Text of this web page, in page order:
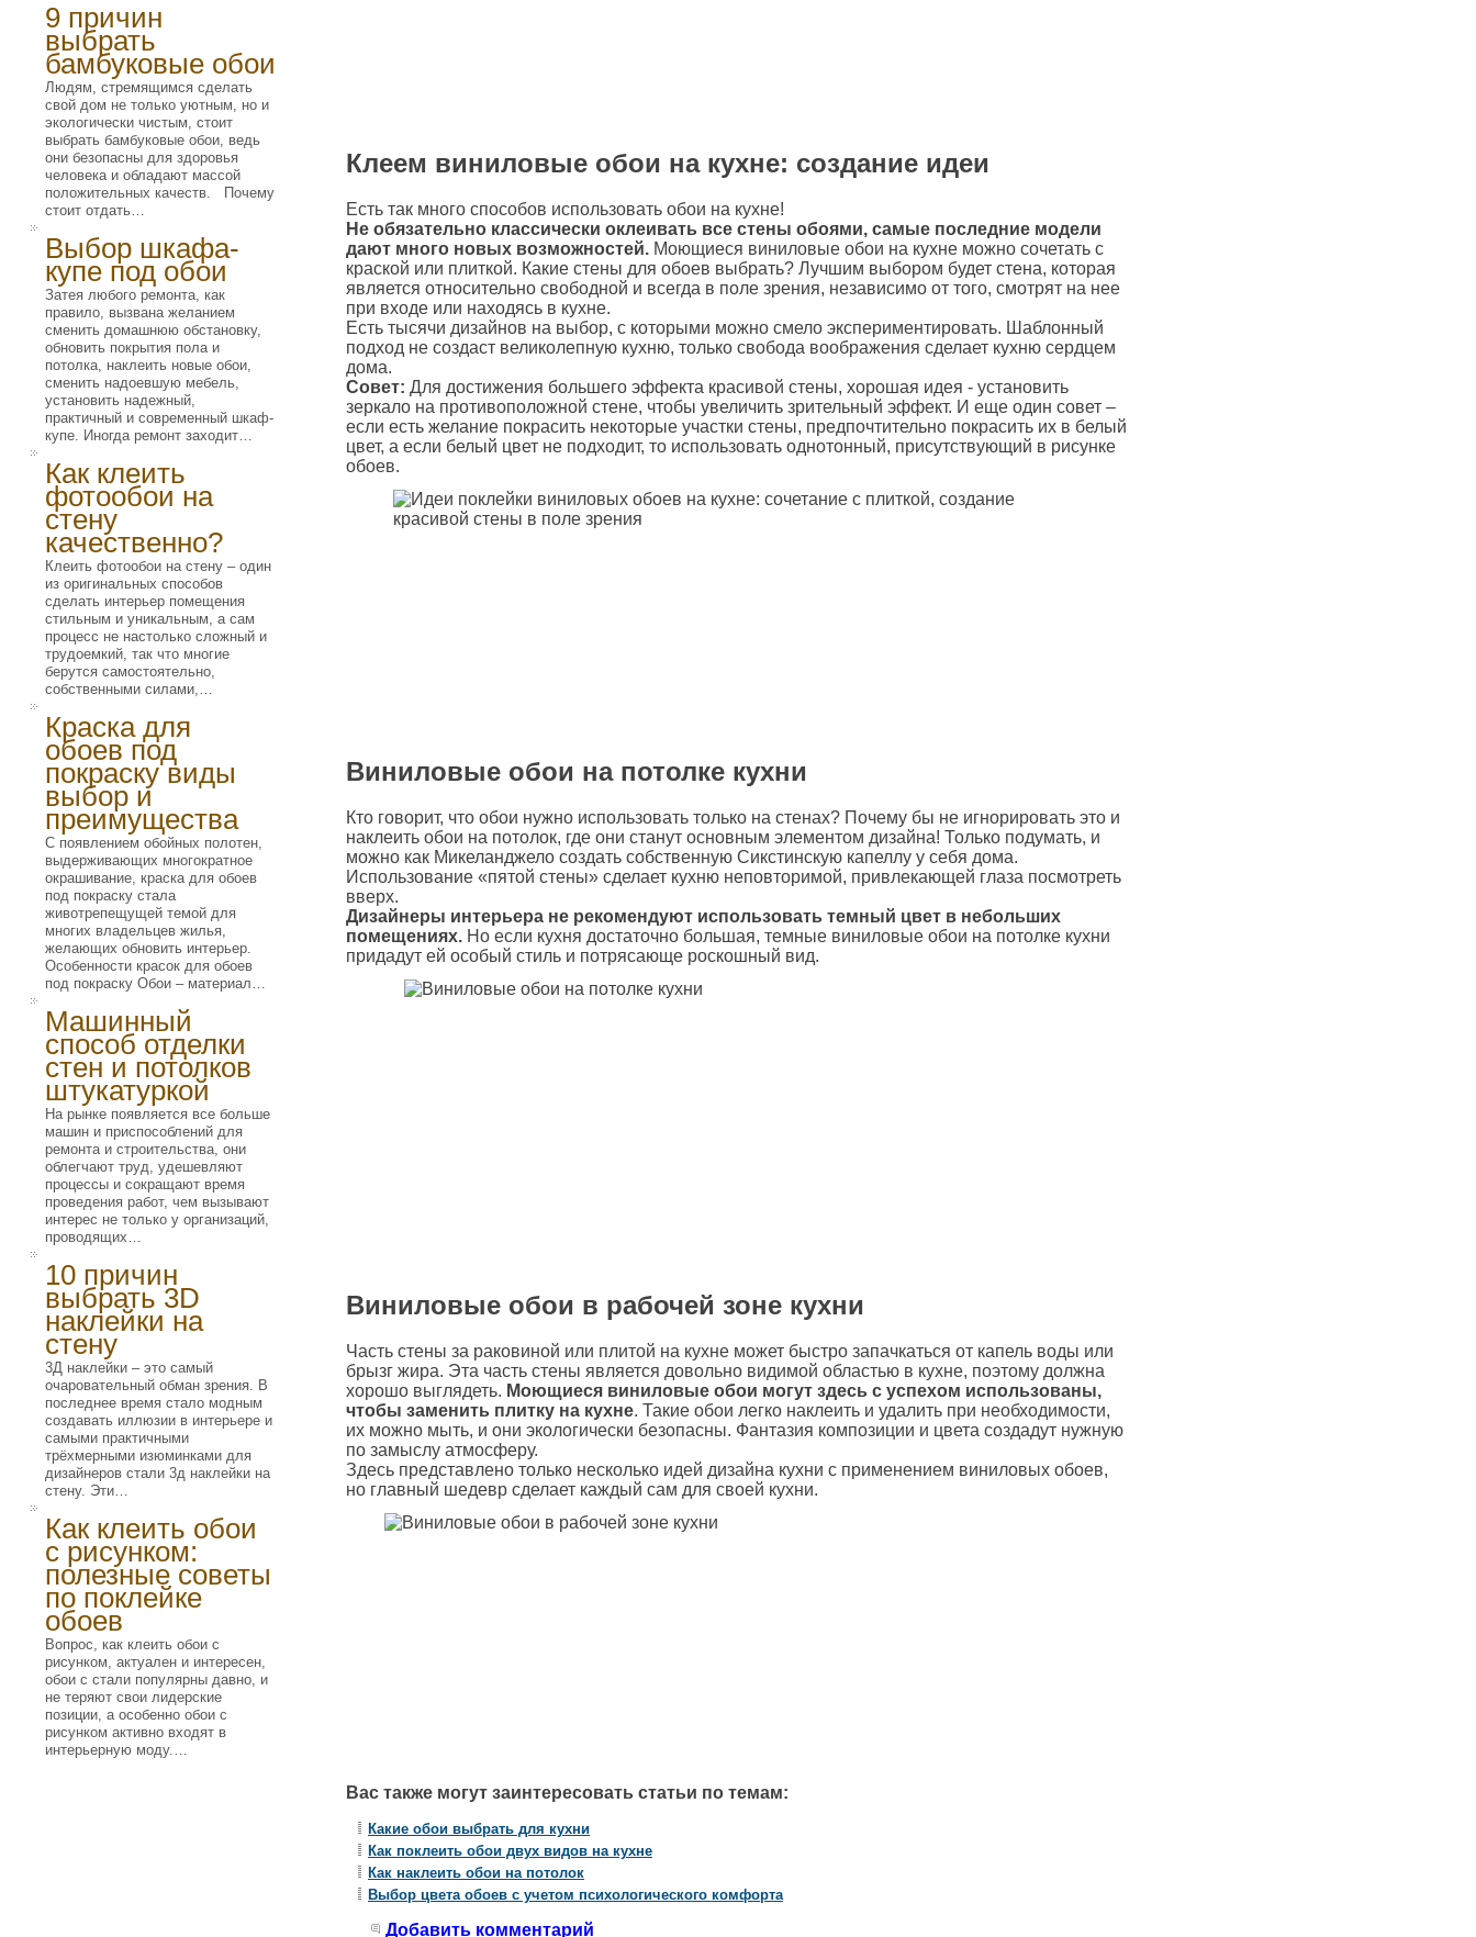
9 причин
выбрать
бамбуковые обои
Людям, стремящимся сделать
свой дом не только уютным, но и
экологически чистым, стоит
выбрать бамбуковые обои, ведь
они безопасны для здоровья
человека и обладают массой
положительных качеств. Почему
стоит отдать…
Выбор шкафа-
купе под обои
Затея любого ремонта, как
правило, вызвана желанием
сменить домашнюю обстановку,
обновить покрытия пола и
потолка, наклеить новые обои,
сменить надоевшую мебель,
установить надежный,
практичный и современный шкаф-
купе. Иногда ремонт заходит…
Как клеить
фотообои на
стену
качественно?
Клеить фотообои на стену – один
из оригинальных способов
сделать интерьер помещения
стильным и уникальным, а сам
процесс не настолько сложный и
трудоемкий, так что многие
берутся самостоятельно,
собственными силами,…
Краска для
обоев под
покраску виды
выбор и
преимущества
С появлением обойных полотен,
выдерживающих многократное
окрашивание, краска для обоев
под покраску стала
животрепещущей темой для
многих владельцев жилья,
желающих обновить интерьер.
Особенности красок для обоев
под покраску Обои – материал…
Машинный
способ отделки
стен и потолков
штукатуркой
На рынке появляется все больше
машин и приспособлений для
ремонта и строительства, они
облегчают труд, удешевляют
процессы и сокращают время
проведения работ, чем вызывают
интерес не только у организаций,
проводящих…
10 причин
выбрать 3D
наклейки на
стену
3Д наклейки – это самый
очаровательный обман зрения. В
последнее время стало модным
создавать иллюзии в интерьере и
самыми практичными
трёхмерными изюминками для
дизайнеров стали 3д наклейки на
стену. Эти…
Как клеить обои
с рисунком:
полезные советы
по поклейке
обоев
Вопрос, как клеить обои с
рисунком, актуален и интересен,
обои с стали популярны давно, и
не теряют свои лидерские
позиции, а особенно обои с
рисунком активно входят в
интерьерную моду.…
Клеем виниловые обои на кухне: создание идеи
Есть так много способов использовать обои на кухне!
Не обязательно классически оклеивать все стены обоями, самые последние модели
дают много новых возможностей. Моющиеся виниловые обои на кухне можно сочетать с
краской или плиткой. Какие стены для обоев выбрать? Лучшим выбором будет стена, которая
является относительно свободной и всегда в поле зрения, независимо от того, смотрят на нее
при входе или находясь в кухне.
Есть тысячи дизайнов на выбор, с которыми можно смело экспериментировать. Шаблонный
подход не создаст великолепную кухню, только свобода воображения сделает кухню сердцем
дома.
Совет: Для достижения большего эффекта красивой стены, хорошая идея - установить
зеркало на противоположной стене, чтобы увеличить зрительный эффект. И еще один совет –
если есть желание покрасить некоторые участки стены, предпочтительно покрасить их в белый
цвет, а если белый цвет не подходит, то использовать однотонный, присутствующий в рисунке
обоев.
Виниловые обои на потолке кухни
Кто говорит, что обои нужно использовать только на стенах? Почему бы не игнорировать это и
наклеить обои на потолок, где они станут основным элементом дизайна! Только подумать, и
можно как Микеланджело создать собственную Сикстинскую капеллу у себя дома.
Использование «пятой стены» сделает кухню неповторимой, привлекающей глаза посмотреть
вверх.
Дизайнеры интерьера не рекомендуют использовать темный цвет в небольших
помещениях. Но если кухня достаточно большая, темные виниловые обои на потолке кухни
придадут ей особый стиль и потрясающе роскошный вид.
Виниловые обои в рабочей зоне кухни
Часть стены за раковиной или плитой на кухне может быстро запачкаться от капель воды или
брызг жира. Эта часть стены является довольно видимой областью в кухне, поэтому должна
хорошо выглядеть. Моющиеся виниловые обои могут здесь с успехом использованы,
чтобы заменить плитку на кухне. Такие обои легко наклеить и удалить при необходимости,
их можно мыть, и они экологически безопасны. Фантазия композиции и цвета создадут нужную
по замыслу атмосферу.
Здесь представлено только несколько идей дизайна кухни с применением виниловых обоев,
но главный шедевр сделает каждый сам для своей кухни.
Вас также могут заинтересовать статьи по темам:
Какие обои выбрать для кухни
Как поклеить обои двух видов на кухне
Как наклеить обои на потолок
Выбор цвета обоев с учетом психологического комфорта
Добавить комментарий